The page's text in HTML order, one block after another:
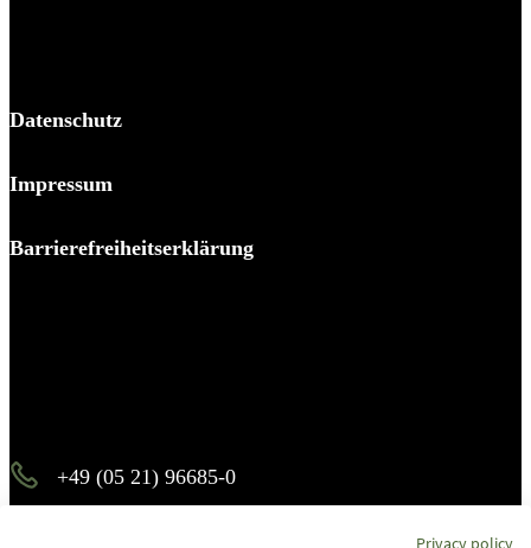
Datenschutz
Impressum
Barrierefreiheitserklärung
+49 (05 21) 96685-0
Privacy policy